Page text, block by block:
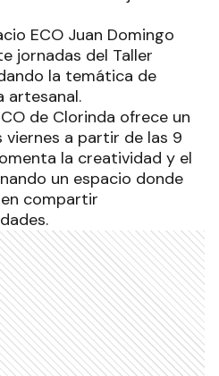
ECO Juan Domingo
jornadas del Taller
la temática de
artesanal.
de Clorinda ofrece un
a partir de las 9
la creatividad y el
un espacio donde
compartir